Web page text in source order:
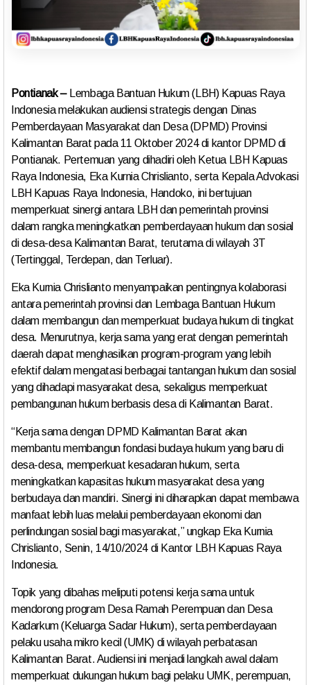
Pontianak –
Lembaga Bantuan Hukum (LBH) Kapuas Raya
Indonesia melakukan audiensi strategis dengan Dinas
Pemberdayaan Masyarakat dan Desa (DPMD) Provinsi
Kalimantan Barat pada 11 Oktober 2024 di kantor DPMD di
Pontianak. Pertemuan yang dihadiri oleh Ketua LBH Kapuas
Raya Indonesia, Eka Kurnia Chrislianto, serta Kepala Advokasi
LBH Kapuas Raya Indonesia, Handoko, ini bertujuan
memperkuat sinergi antara LBH dan pemerintah provinsi
dalam rangka meningkatkan pemberdayaan hukum dan sosial
di desa-desa Kalimantan Barat, terutama di wilayah 3T
(Tertinggal, Terdepan, dan Terluar).
Eka Kurnia Chrislianto menyampaikan pentingnya kolaborasi
antara pemerintah provinsi dan Lembaga Bantuan Hukum
dalam membangun dan memperkuat budaya hukum di tingkat
desa. Menurutnya, kerja sama yang erat dengan pemerintah
daerah dapat menghasilkan program-program yang lebih
efektif dalam mengatasi berbagai tantangan hukum dan sosial
yang dihadapi masyarakat desa, sekaligus memperkuat
pembangunan hukum berbasis desa di Kalimantan Barat.
“Kerja sama dengan DPMD Kalimantan Barat akan
membantu membangun fondasi budaya hukum yang baru di
desa-desa, memperkuat kesadaran hukum, serta
meningkatkan kapasitas hukum masyarakat desa yang
berbudaya dan mandiri. Sinergi ini diharapkan dapat membawa
manfaat lebih luas melalui pemberdayaan ekonomi dan
perlindungan sosial bagi masyarakat,” ungkap Eka Kurnia
Chrislianto, Senin, 14/10/2024 di Kantor LBH Kapuas Raya
Indonesia.
Topik yang dibahas meliputi potensi kerja sama untuk
mendorong program Desa Ramah Perempuan dan Desa
Kadarkum (Keluarga Sadar Hukum), serta pemberdayaan
pelaku usaha mikro kecil (UMK) di wilayah perbatasan
Kalimantan Barat. Audiensi ini menjadi langkah awal dalam
memperkuat dukungan hukum bagi pelaku UMK, perempuan,